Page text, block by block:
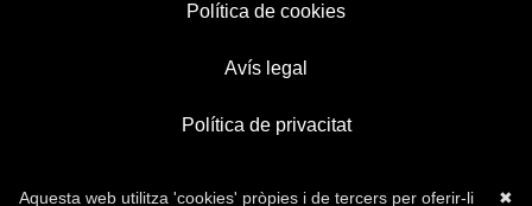
Política de cookies
Avís legal
Política de privacitat
✖
Aquesta web utilitza 'cookies' pròpies i de tercers per oferir-li